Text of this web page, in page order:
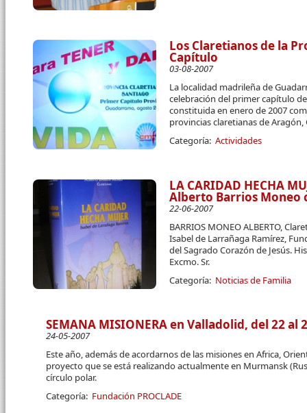
Los Claretianos de la
Capítulo
03-08-2007
La localidad madrileña de
celebración del primer capítulo
constituida en enero de 2007
provincias claretianas de Aragón,
Categoría: Actividades
LA CARIDAD HECHA
Alberto Barrios Moneo
22-06-2007
BARRIOS MONEO ALBERTO,
Isabel de Larrañaga Ramírez,
del Sagrado Corazón de Jesús.
Excmo. Sr.
Categoría: Noticias de Familia
SEMANA MISIONERA en Valladolid, del 22 al
24-05-2007
Este año, además de acordarnos de las misiones en Africa,
proyecto que se está realizando actualmente en Murmansk
círculo polar.
Categoría: Fundación PROCLADE